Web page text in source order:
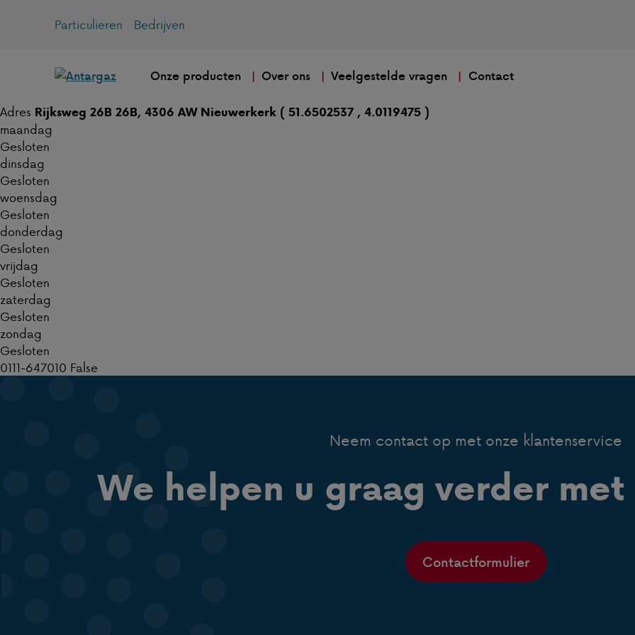
Particulieren Bedrijven
Onze producten Over ons Veelgestelde vragen Contact
Adres Rijksweg 26B 26B, 4306 AW Nieuwerkerk ( 51.6502537 , 4.0119475 )
maandag
Gesloten
dinsdag
Gesloten
woensdag
Gesloten
donderdag
Gesloten
vrijdag
Gesloten
zaterdag
Gesloten
zondag
Gesloten
0111-647010 False
Neem contact op met onze klantenservice
We helpen u graag verder
Contactformulier